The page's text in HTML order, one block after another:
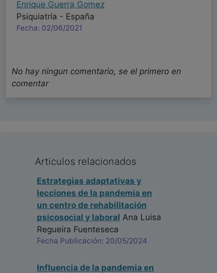
Enrique Guerra Gomez
Psiquiatría - España
Fecha: 02/06/2021
No hay ningun comentario, se el primero en
comentar
Articulos relacionados
Estrategias adaptativas y
lecciones de la pandemia en
un centro de rehabilitación
psicosocial y laboral Ana Luisa
Regueira Fuenteseca
Fecha Publicación: 20/05/2024
Influencia de la pandemia en